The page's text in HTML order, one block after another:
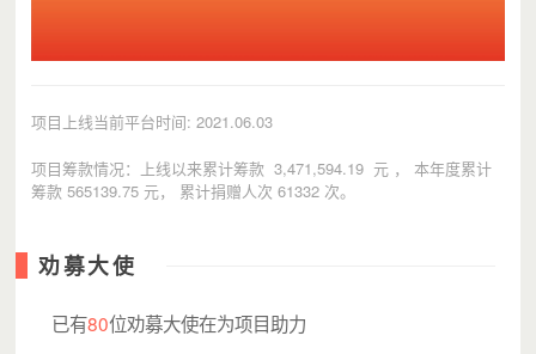
项目上线当前平台时间: 2021.06.03
项目筹款情况：上线以来累计筹款 3,471,594.19 元 ， 本年度累计
筹款 565139.75 元， 累计捐赠人次 61332 次。
劝募大使
已有80位劝募大使在为项目助力